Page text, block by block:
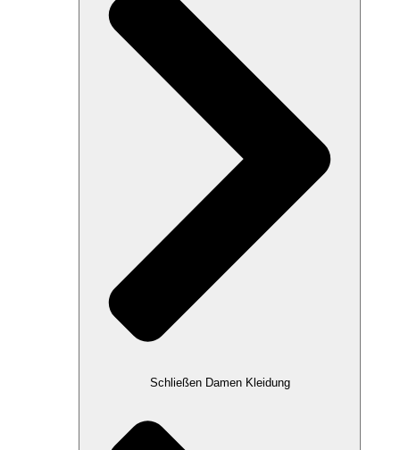
Schließen Damen Kleidung